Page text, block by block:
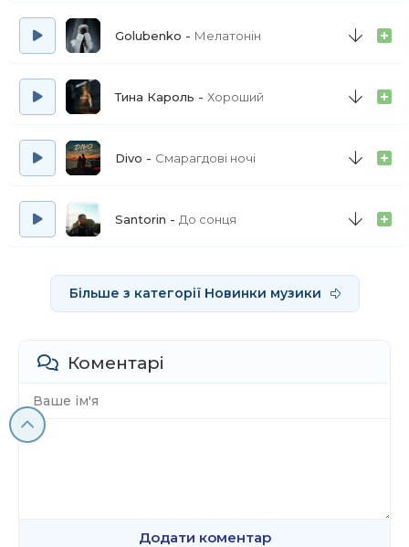
Як добре, коли ми разом
М-м-м-м
Golubenko Мелатонін
Тина Кароль Хороший
Divo Смарагдові ночі
Santorin До сонця
Більше з категорії Новинки музики
Коментарі
Додати коментар